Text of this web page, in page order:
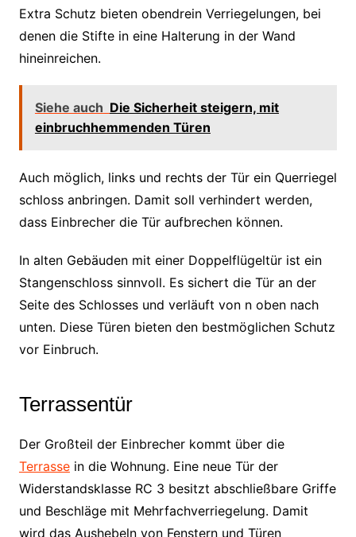
Extra Schutz bieten obendrein Verriegelungen, bei
denen die Stifte in eine Halterung in der Wand
hineinreichen.
Siehe auch Die Sicherheit steigern, mit
einbruchhemmenden Türen
Auch möglich, links und rechts der Tür ein Querriegel
schloss anbringen. Damit soll verhindert werden,
dass Einbrecher die Tür aufbrechen können.
In alten Gebäuden mit einer Doppelflügeltür ist ein
Stangenschloss sinnvoll. Es sichert die Tür an der
Seite des Schlosses und verläuft von n oben nach
unten. Diese Türen bieten den bestmöglichen Schutz
vor Einbruch.
Terrassentür
Der Großteil der Einbrecher kommt über die
Terrassein die Wohnung. Eine neue Tür der
Widerstandsklasse RC 3 besitzt abschließbare Griffe
und Beschläge mit Mehrfachverriegelung. Damit
wird das Aushebeln von Fenstern und Türen